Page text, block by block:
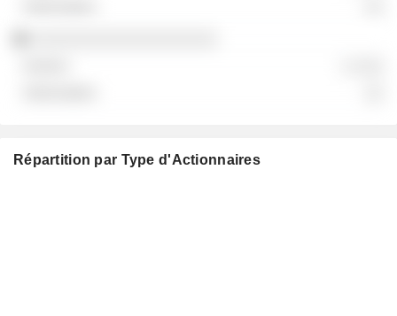
Répartition par Type d'Actionnaires